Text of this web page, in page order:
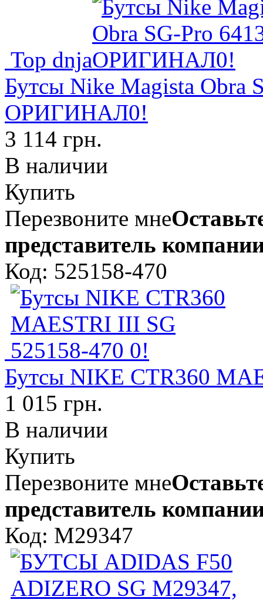
Top dnja
Бутсы Nike Magista Obra
ОРИГИНАЛ0!
3 114 грн.
В наличии
Купить
Перезвоните мне
представитель
Код: 525158-470
Бутсы NIKE CTR360
1 015 грн.
В наличии
Купить
Перезвоните мне
представитель
Код: M29347